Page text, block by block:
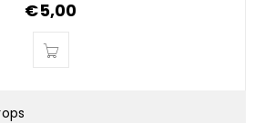
€5,00